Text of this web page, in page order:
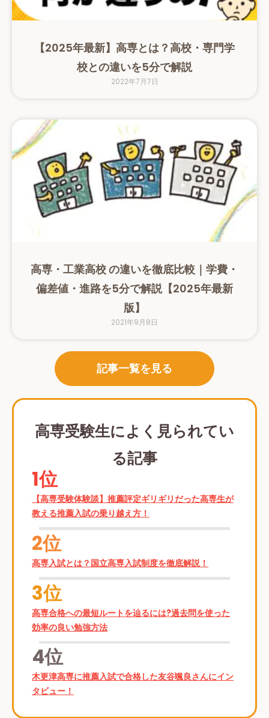
【2025年最新】高専とは？高校・専門学
校との違いを5分で解説
2022年7月7日
高専・工業高校 の違いを徹底比較｜学費・
偏差値・進路を5分で解説【2025年最新
版】
2021年9月8日
記事一覧を見る
高専受験生によく見られてい
る記事
1位
【高専受験体験談】推薦評定ギリギリだった高専生が
教える推薦入試の乗り越え方！
2位
高専入試とは？国立高専入試制度を徹底解説！
3位
高専合格への最短ルートを辿るには?過去問を使った
効率の良い勉強方法
4位
木更津高専に推薦入試で合格した友谷颯良さんにイン
タビュー！